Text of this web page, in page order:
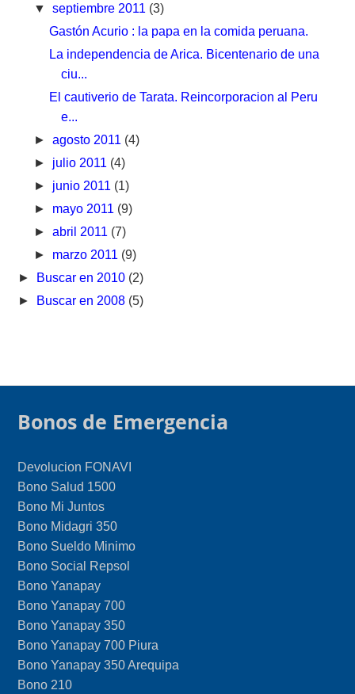
▼ septiembre 2011 (3)
Gastón Acurio : la papa en la comida peruana.
La independencia de Arica. Bicentenario de una
ciu...
El cautiverio de Tarata. Reincorporacion al Peru
e...
► agosto 2011 (4)
► julio 2011 (4)
► junio 2011 (1)
► mayo 2011 (9)
► abril 2011 (7)
► marzo 2011 (9)
► Buscar en 2010 (2)
► Buscar en 2008 (5)
Bonos de Emergencia
Devolucion FONAVI
Bono Salud 1500
Bono Mi Juntos
Bono Midagri 350
Bono Sueldo Minimo
Bono Social Repsol
Bono Yanapay
Bono Yanapay 700
Bono Yanapay 350
Bono Yanapay 700 Piura
Bono Yanapay 350 Arequipa
Bono 210